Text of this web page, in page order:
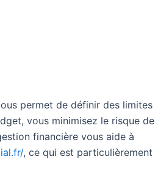
permet de définir des limites
vous minimisez le risque de
financière vous aide à
, ce qui est particulièrement